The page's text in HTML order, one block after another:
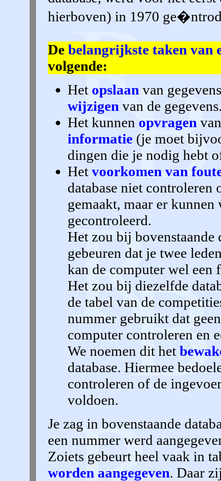
hierboven) in 1970
De belangrijkste taken van
volgende:
Het opslaan van
wijzigen van de
Het kunnen opvragen
informatie (je moet
dingen die je nodig hebt
Het voorkomen van
database niet controleren
gemaakt, maar er
gecontroleerd.
Het zou bij bovenstaande
gebeuren dat je twee
kan de computer wel een
Het zou bij diezelfde
de tabel van de
nummer gebruikt dat
computer controleren en
We noemen dit het
database. Hiermee
controleren of de
voldoen.
Je zag in bovenstaande
een nummer werd
Zoiets gebeurt heel vaak in
worden aangegeven. Daar